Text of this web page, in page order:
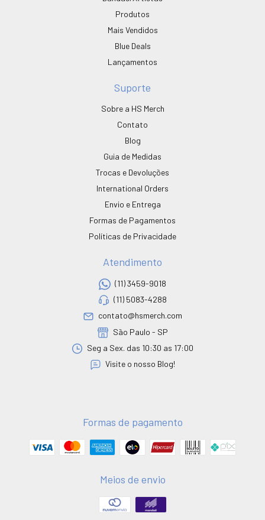
Produtos
Mais Vendidos
Blue Deals
Lançamentos
Suporte
Sobre a HS Merch
Contato
Blog
Guia de Medidas
Trocas e Devoluções
International Orders
Envio e Entrega
Formas de Pagamentos
Políticas de Privacidade
Atendimento
(11) 3459-9018
(11) 5083-4288
contato@hsmerch.com
São Paulo - SP
Seg a Sex. das 10:30 as 17:00
Visite o nosso Blog!
Formas de pagamento
Meios de envio